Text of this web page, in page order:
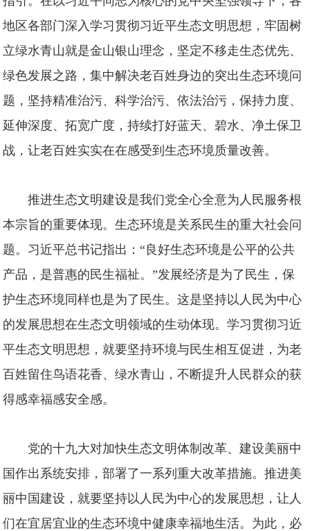
地区各部门深入学习贯彻习近平生态文明思想，牢固树
立绿水青山就是金山银山理念，坚定不移走生态优先、
绿色发展之路，集中解决老百姓身边的突出生态环境问
题，坚持精准治污、科学治污、依法治污，保持力度、
延伸深度、拓宽广度，持续打好蓝天、碧水、净土保卫
战，让老百姓实实在在感受到生态环境质量改善。
推进生态文明建设是我们党全心全意为人民服务根
本宗旨的重要体现。生态环境是关系民生的重大社会问
题。习近平总书记指出：“良好生态环境是公平的公共
产品，是普惠的民生福祉。”发展经济是为了民生，保
护生态环境同样也是为了民生。这是坚持以人民为中心
的发展思想在生态文明领域的生动体现。学习贯彻习近
平生态文明思想，就要坚持环境与民生相互促进，为老
百姓留住鸟语花香、绿水青山，不断提升人民群众的获
得感幸福感安全感。
党的十九大对加快生态文明体制改革、建设美丽中
国作出系统安排，部署了一系列重大改革措施。推进美
丽中国建设，就要坚持以人民为中心的发展思想，让人
们在宜居宜业的生态环境中健康幸福地生活。为此，必